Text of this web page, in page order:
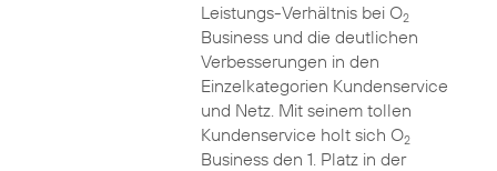
Leistungs-Verhältnis bei O2
Business und die deutlichen
Verbesserungen in den
Einzelkategorien Kundenservice
und Netz. Mit seinem tollen
Kundenservice holt sich O2
Business den 1. Platz in der